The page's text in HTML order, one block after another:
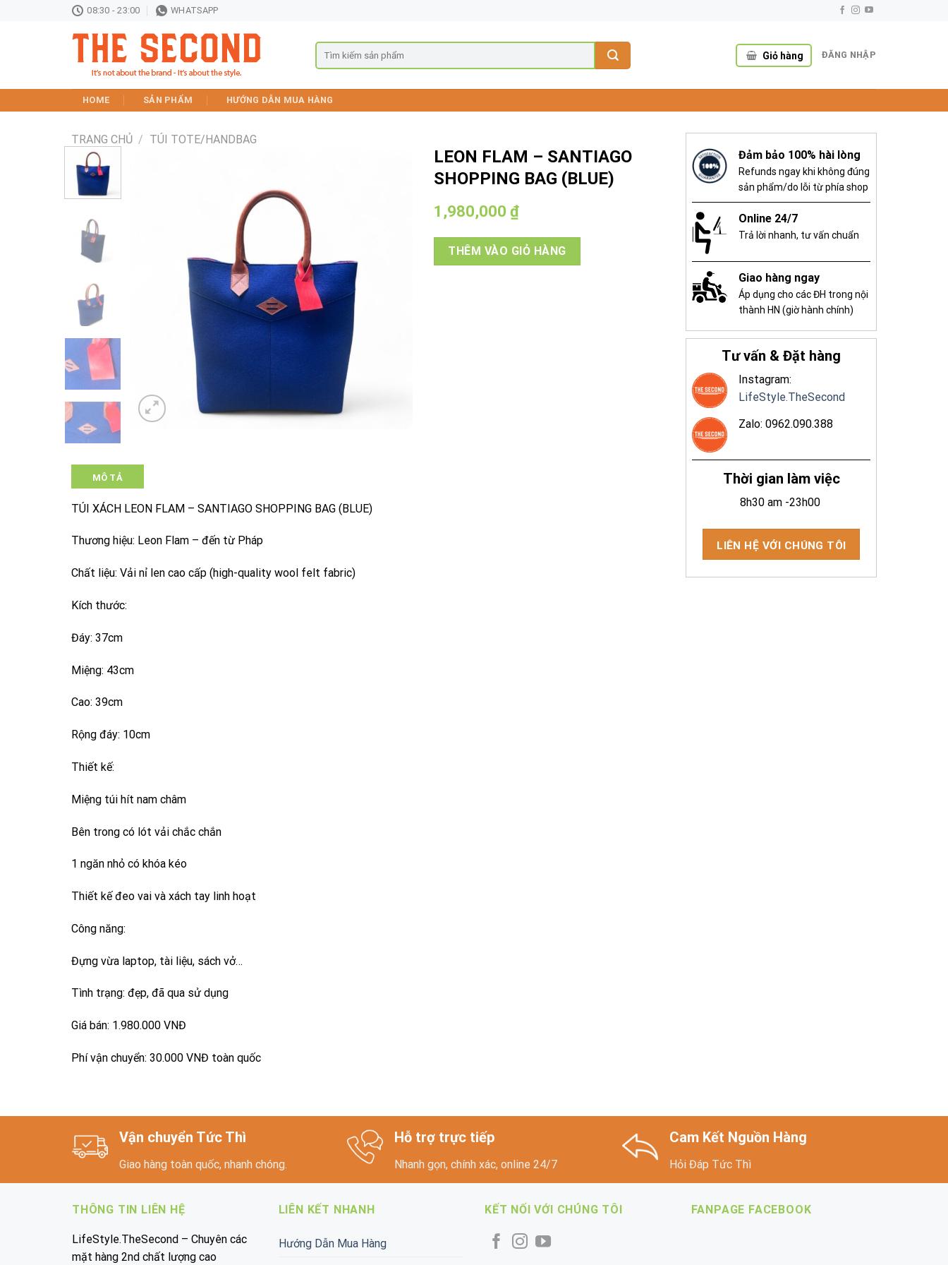
08:30 - 23:00 WHATSAPP
Giỏ hàng ĐĂNG NHẬP
HOME SẢN PHẨM HƯỚNG DẪN MUA HÀNG
TRANG CHỦ / TÚI TOTE/HANDBAG
LEON FLAM – SANTIAGO
SHOPPING BAG (BLUE)
1,980,000₫
THÊM VÀO GIỎ HÀNG
MÔ TẢ
TÚI XÁCH LEON FLAM – SANTIAGO SHOPPING BAG (BLUE)
Thương hiệu: Leon Flam – đến từ Pháp
Chất liệu: Vải nỉ len cao cấp (high-quality wool felt fabric)
Kích thước:
Đáy: 37cm
Miệng: 43cm
Cao: 39cm
Rộng đáy: 10cm
Thiết kế:
Miệng túi hít nam châm
Bên trong có lót vải chắc chắn
1 ngăn nhỏ có khóa kéo
Thiết kế đeo vai và xách tay linh hoạt
Công năng:
Đựng vừa laptop, tài liệu, sách vở…
Tình trạng: đẹp, đã qua sử dụng
Giá bán: 1.980.000 VNĐ
Phí vận chuyển: 30.000 VNĐ toàn quốc
Đảm bảo 100% hài lòng
Refunds ngay khi không đúng
sản phẩm/do lỗi từ phía shop
Online 24/7
Trả lời nhanh, tư vấn chuẩn
Giao hàng ngay
Áp dụng cho các ĐH trong nội
thành HN (giờ hành chính)
Tư vấn & Đặt hàng
Instagram:
LifeStyle.TheSecond
Zalo: 0962.090.388
Thời gian làm việc
8h30 am -23h00
LIÊN HỆ VỚI CHÚNG TÔI
Vận chuyển Tức Thì
Giao hàng toàn quốc, nhanh chóng.
Hỗ trợ trực tiếp
Nhanh gọn, chính xác, online 24/7
Cam Kết Nguồn Hàng
Hỏi Đáp Tức Thì
THÔNG TIN LIÊN HỆ
LifeStyle.TheSecond – Chuyên các
mặt hàng 2nd chất lượng cao
LIÊN KẾT NHANH
Hướng Dẫn Mua Hàng
KẾT NỐI VỚI CHÚNG TÔI FANPAGE FACEBOOK